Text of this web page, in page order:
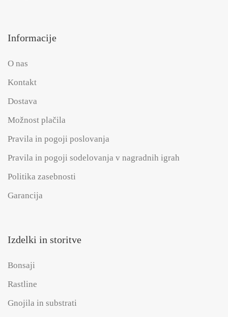
Informacije
O nas
Kontakt
Dostava
Možnost plačila
Pravila in pogoji poslovanja
Pravila in pogoji sodelovanja v nagradnih igrah
Politika zasebnosti
Garancija
Izdelki in storitve
Bonsaji
Rastline
Gnojila in substrati